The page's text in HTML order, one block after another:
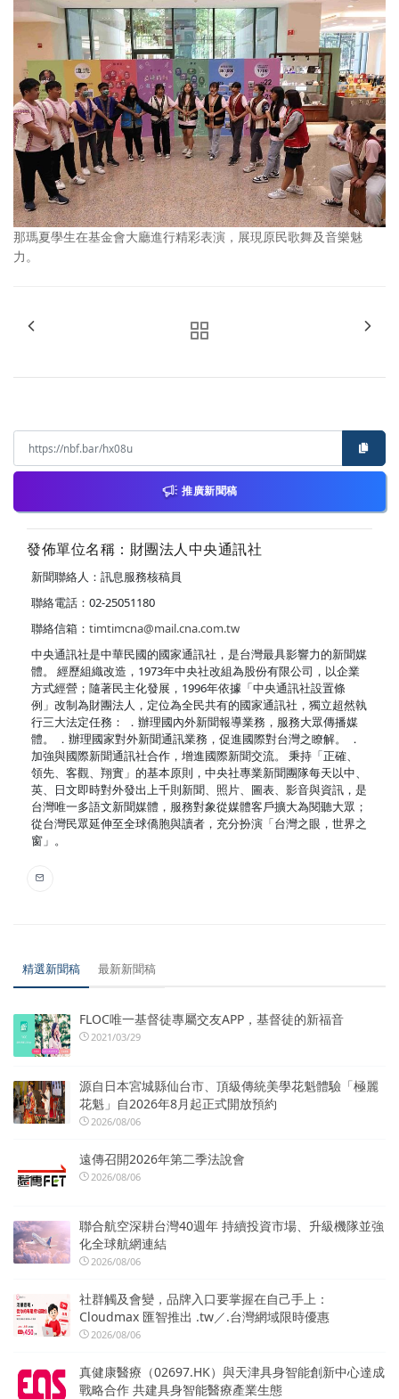
那瑪夏學生在基金會大廳進行精彩表演，展現原民歌舞及音樂魅
力。
推廣新聞稿
發佈單位名稱：財團法人中央通訊社
新聞聯絡人：訊息服務核稿員
聯絡電話：02-25051180
聯絡信箱： timtimcna@mail.cna.com.tw
中央通訊社是中華民國的國家通訊社，是台灣最具影響力的新聞媒
體。 經歷組織改造，1973年中央社改組為股份有限公司，以企業
方式經營；隨著民主化發展，1996年依據「中央通訊社設置條
例」改制為財團法人，定位為全民共有的國家通訊社，獨立超然執
行三大法定任務： ．辦理國內外新聞報導業務，服務大眾傳播媒
體。 ．辦理國家對外新聞通訊業務，促進國際對台灣之瞭解。 ．
加強與國際新聞通訊社合作，增進國際新聞交流。 秉持「正確、
領先、客觀、翔實」的基本原則，中央社專業新聞團隊每天以中、
英、日文即時對外發出上千則新聞、照片、圖表、影音與資訊，是
台灣唯一多語文新聞媒體，服務對象從媒體客戶擴大為閱聽大眾；
從台灣民眾延伸至全球僑胞與讀者，充分扮演「台灣之眼，世界之
窗」。
精選新聞稿 最新新聞稿
FLOC唯一基督徒專屬交友APP，基督徒的新福音
2021/03/29
源自日本宮城縣仙台市、頂級傳統美學花魁體驗「極麗
花魁」自2026年8月起正式開放預約
2026/08/06
遠傳召開2026年第二季法說會
2026/08/06
聯合航空深耕台灣40週年 持續投資市場、升級機隊並強
化全球航網連結
2026/08/06
社群觸及會變，品牌入口要掌握在自己手上：
Cloudmax 匯智推出 .tw／.台灣網域限時優惠
2026/08/06
真健康醫療（02697.HK）與天津具身智能創新中心達成
戰略合作 共建具身智能醫療產業生態